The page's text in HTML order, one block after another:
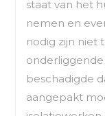
staat van het
nemen en
nodig zijn niet
beschadigde
aangepakt